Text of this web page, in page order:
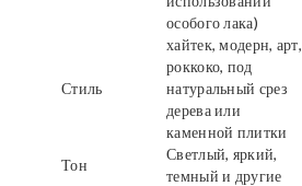
особого лака)
Стиль
хайтек, модерн, арт,
роккоко, под
натуральный срез
дерева или
каменной плитки
Тон
Светлый, яркий,
темный и другие